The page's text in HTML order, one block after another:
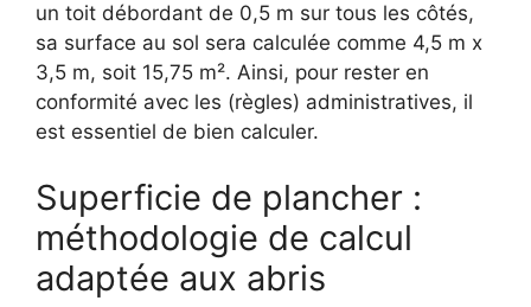
un toit débordant de 0,5 m sur tous les côtés,
sa surface au sol sera calculée comme 4,5 m x
3,5 m, soit 15,75 m². Ainsi, pour rester en
conformité avec les (règles) administratives, il
est essentiel de bien calculer.
Superficie de plancher :
méthodologie de calcul
adaptée aux abris